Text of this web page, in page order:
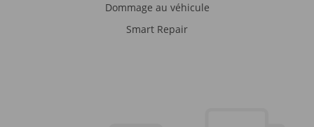
Dommage au véhicule
Smart Repair